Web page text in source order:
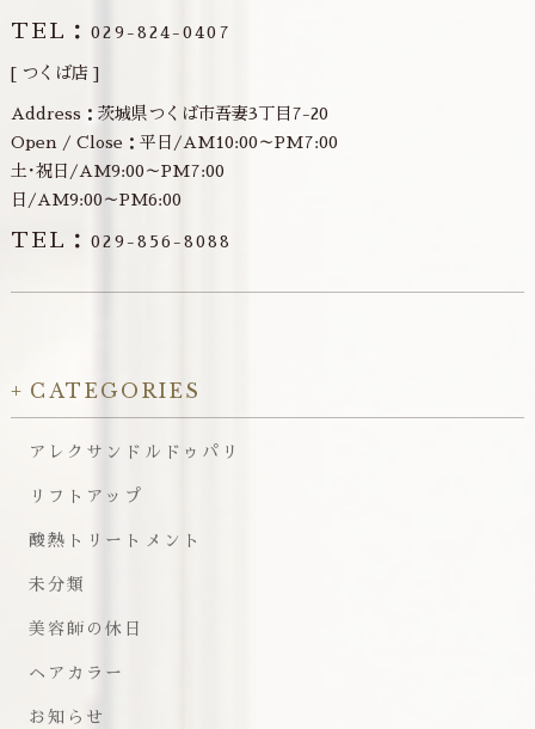
TEL：029-824-0407
[ つくば店 ]
Address：茨城県つくば市吾妻3丁目7-20
Open / Close：平日/AM10:00～PM7:00
土･祝日/AM9:00～PM7:00
日/AM9:00～PM6:00
TEL：029-856-8088
CATEGORIES
アレクサンドルドゥパリ
リフトアップ
酸熱トリートメント
未分類
美容師の休日
ヘアカラー
お知らせ